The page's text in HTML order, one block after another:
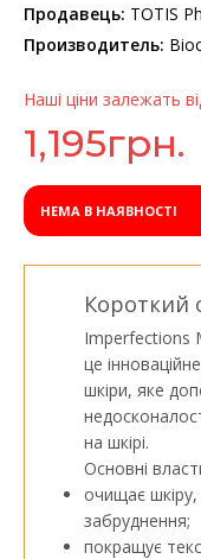
Продавець: TOTIS
Производитель:
Наші ціни залежать
1,195грн.
НЕМА В НАЯВНОСТІ
Короткий
Imperfections
це
шкіри, яке
на шкірі.
Основні
очищає
забруднення;
покращує